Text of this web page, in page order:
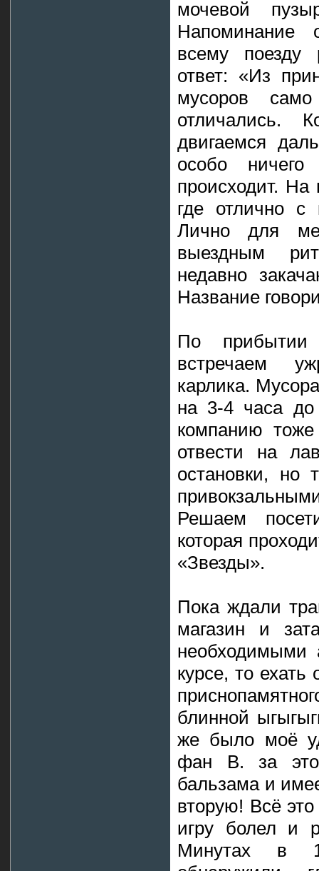
мочевой
Напоминание
всему поезду
ответ: «Из
мусоров
отличались.
двигаемся
особо
происходит.
где отлично с
Лично для
выездным
недавно
Название
По
встречаем
карлика.
на 3-4 часа
компанию
отвести на
остановки, но
Решаем
которая
«Звезды».
Пока ждали
магазин и
необходимыми
курсе, то
блинной
же было моё
фан В. за это
бальзама и
вторую! Всё
игру болел и
Минутах в